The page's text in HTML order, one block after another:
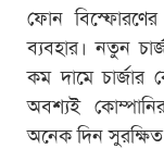
ফোন বিস্ফোরণের
ব্যবহার। নতুন
কম দামে চার্জার
অবশ্যই
অনেক দিন